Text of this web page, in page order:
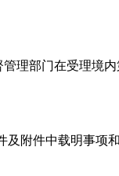
部门在受理境内
附件中载明事项